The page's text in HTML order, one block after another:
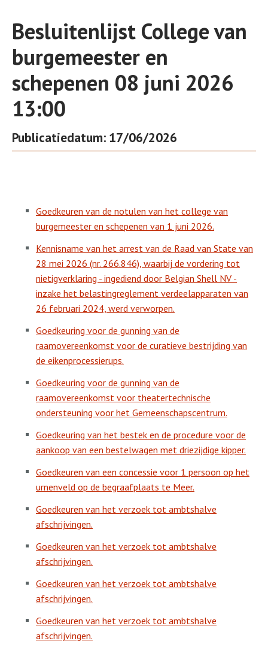
Besluitenlijst College van
burgemeester en
schepenen 08 juni 2026
13:00
Publicatiedatum: 17/06/2026
Goedkeuren van de notulen van het college van
burgemeester en schepenen van 1 juni 2026.
Kennisname van het arrest van de Raad van State van
28 mei 2026 (nr. 266.846), waarbij de vordering tot
nietigverklaring - ingediend door Belgian Shell NV -
inzake het belastingreglement verdeelapparaten van
26 februari 2024, werd verworpen.
Goedkeuring voor de gunning van de
raamovereenkomst voor de curatieve bestrijding van
de eikenprocessierups.
Goedkeuring voor de gunning van de
raamovereenkomst voor theatertechnische
ondersteuning voor het Gemeenschapscentrum.
Goedkeuring van het bestek en de procedure voor de
aankoop van een bestelwagen met driezijdige kipper.
Goedkeuren van een concessie voor 1 persoon op het
urnenveld op de begraafplaats te Meer.
Goedkeuren van het verzoek tot ambtshalve
afschrijvingen.
Goedkeuren van het verzoek tot ambtshalve
afschrijvingen.
Goedkeuren van het verzoek tot ambtshalve
afschrijvingen.
Goedkeuren van het verzoek tot ambtshalve
afschrijvingen.